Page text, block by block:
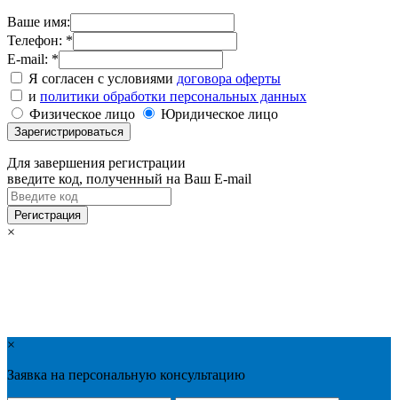
Ваше имя:
Телефон: *
E-mail: *
Я согласен с условиями договора оферты
и политики обработки персональных данных
Физическое лицо
Юридическое лицо
Для завершения регистрации
введите код, полученный на Ваш E-mail
×
×
Заявка на персональную консультацию